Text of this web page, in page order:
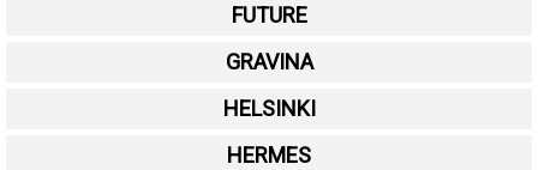
FUTURE
GRAVINA
HELSINKI
HERMES